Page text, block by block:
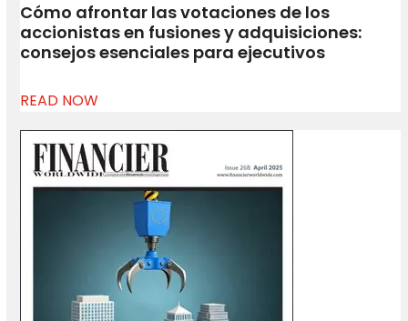
Cómo afrontar las votaciones de los
accionistas en fusiones y adquisiciones:
consejos esenciales para ejecutivos
READ NOW